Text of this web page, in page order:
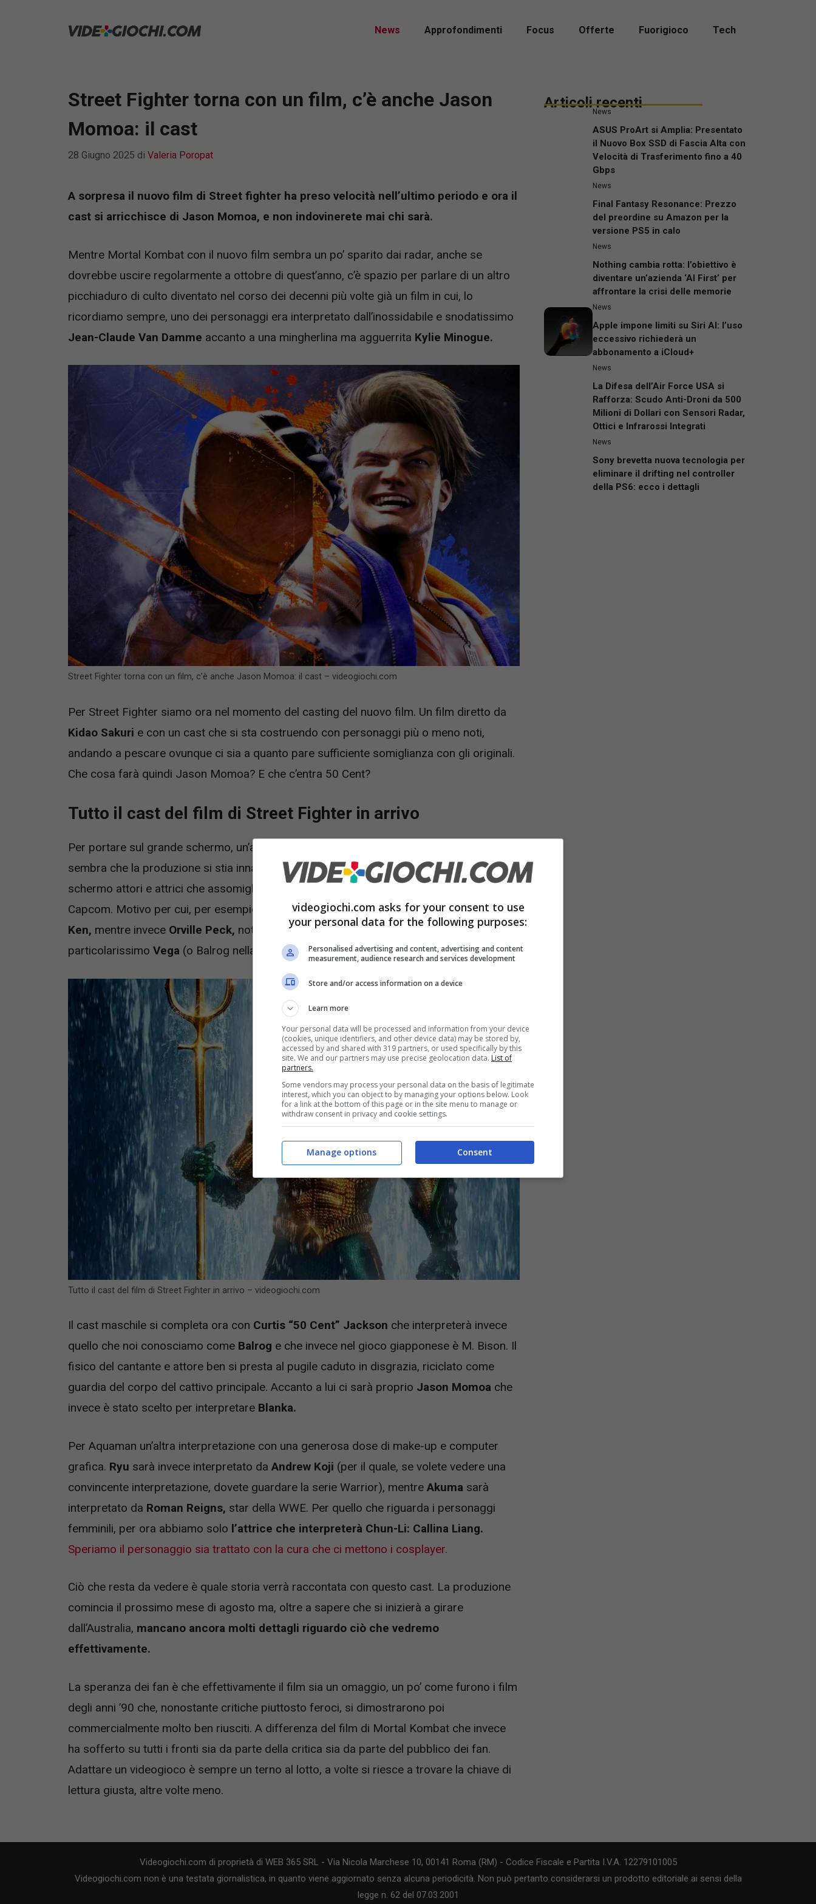
News Approfondimenti Focus Offerte Fuorigioco Tech
Street Fighter torna con un film, c’è anche Jason
Momoa: il cast
28 Giugno 2025 di Valeria Poropat
A sorpresa il nuovo film di Street fighter ha preso velocità nell’ultimo periodo e ora il
cast si arricchisce di Jason Momoa, e non indovinerete mai chi sarà.
Mentre Mortal Kombat con il nuovo film sembra un po’ sparito dai radar, anche se
dovrebbe uscire regolarmente a ottobre di quest’anno, c’è spazio per parlare di un altro
picchiaduro di culto diventato nel corso dei decenni più volte già un film in cui, lo
ricordiamo sempre, uno dei personaggi era interpretato dall’inossidabile e snodatissimo
Jean-Claude Van Damme accanto a una mingherlina ma agguerrita Kylie Minogue.
Street Fighter torna con un film, c’è anche Jason Momoa: il cast – videogiochi.com
Per Street Fighter siamo ora nel momento del casting del nuovo film. Un film diretto da
Kidao Sakuri e con un cast che si sta costruendo con personaggi più o meno noti,
andando a pescare ovunque ci sia a quanto pare sufficiente somiglianza con gli originali.
Che cosa farà quindi Jason Momoa? E che c’entra 50 Cent?
Tutto il cast del film di Street Fighter in arrivo
Per portare sul grande schermo, un’altra volta, un picchiaduro come Street Fighter,
sembra che la produzione si stia innanzitutto concentrando sul portare sul grande
schermo attori e attrici che assomiglino in maniera plausibile ai lottatori del videogioco
Capcom. Motivo per cui, per esempio,
Noah Centineoè stato scelto per interpretare
Ken, mentre invece Orville Peck, noto cantante country, è stato scelto per dare corpo al
particolarissimo Vega (o Balrog nella versione giapponese).
Tutto il cast del film di Street Fighter in arrivo – videogiochi.com
Il cast maschile si completa ora con Curtis “50 Cent” Jackson che interpreterà invece
quello che noi conosciamo come Balrog e che invece nel gioco giapponese è M. Bison. Il
fisico del cantante e attore ben si presta al pugile caduto in disgrazia, riciclato come
guardia del corpo del cattivo principale. Accanto a lui ci sarà proprio Jason Momoa che
invece è stato scelto per interpretare Blanka.
Per Aquaman un’altra interpretazione con una generosa dose di make-up e computer
grafica. Ryu sarà invece interpretato da Andrew Koji (per il quale, se volete vedere una
convincente interpretazione, dovete guardare la serie Warrior), mentre Akuma sarà
interpretato da Roman Reigns, star della WWE. Per quello che riguarda i personaggi
femminili, per ora abbiamo solo l’attrice che interpreterà Chun-Li: Callina Liang.
Speriamo il personaggio sia trattato con la cura che ci mettono i cosplayer.
Ciò che resta da vedere è quale storia verrà raccontata con questo cast. La produzione
comincia il prossimo mese di agosto ma, oltre a sapere che si inizierà a girare
dall’Australia, mancano ancora molti dettagli riguardo ciò che vedremo
effettivamente.
La speranza dei fan è che effettivamente il film sia un omaggio, un po’ come furono i film
degli anni ’90 che, nonostante critiche piuttosto feroci, si dimostrarono poi
commercialmente molto ben riusciti. A differenza del film di Mortal Kombat che invece
ha sofferto su tutti i fronti sia da parte della critica sia da parte del pubblico dei fan.
Adattare un videogioco è sempre un terno al lotto, a volte si riesce a trovare la chiave di
lettura giusta, altre volte meno.
Articoli recenti
News
ASUS ProArt si Amplia: Presentato
il Nuovo Box SSD di Fascia Alta con
Velocità di Trasferimento fino a 40
Gbps
News
Final Fantasy Resonance: Prezzo
del preordine su Amazon per la
versione PS5 in calo
News
Nothing cambia rotta: l’obiettivo è
diventare un’azienda ‘AI First’ per
affrontare la crisi delle memorie
News
Apple impone limiti su Siri AI: l’uso
eccessivo richiederà un
abbonamento a iCloud+
News
La Difesa dell’Air Force USA si
Rafforza: Scudo Anti-Droni da 500
Milioni di Dollari con Sensori Radar,
Ottici e Infrarossi Integrati
News
Sony brevetta nuova tecnologia per
eliminare il drifting nel controller
della PS6: ecco i dettagli
Videogiochi.com di proprietà di WEB 365 SRL - Via Nicola Marchese 10, 00141 Roma (RM) - Codice Fiscale e Partita I.V.A. 12279101005
Videogiochi.com non è una testata giornalistica, in quanto viene aggiornato senza alcuna periodicità. Non può pertanto considerarsi un prodotto editoriale ai sensi della
legge n. 62 del 07.03.2001
videogiochi.com asks for your consent to use
your personal data for the following purposes:
Personalised advertising and content, advertising and content
measurement, audience research and services development
Store and/or access information on a device
Learn more
Your personal data will be processed and information from your device
(cookies, unique identifiers, and other device data) may be stored by,
accessed by and shared with 319 partners, or used specifically by this
site. We and our partners may use precise geolocation data. List of
partners.
Some vendors may process your personal data on the basis of legitimate
interest, which you can object to by managing your options below. Look
for a link at the bottom of this page or in the site menu to manage or
withdraw consent in privacy and cookie settings.
Consent
Manage options